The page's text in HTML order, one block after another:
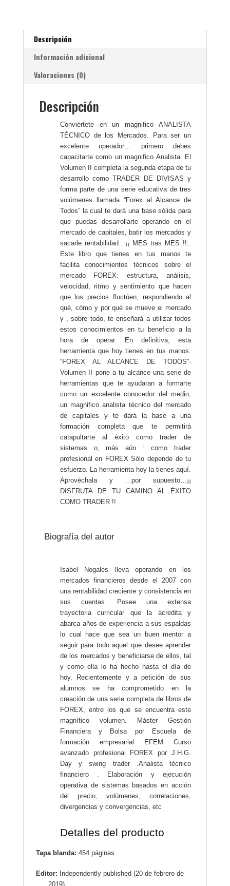
Nogales
cantidad
Descripción
Información adicional
Valoraciones (0)
Descripción
Conviértete en un magnifico ANALISTA
TÉCNICO de los Mercados. Para ser un
excelente operador… primero debes
capacitarte como un magnifico Analista. El
Volumen II completa la segunda etapa de tu
desarrollo como TRADER DE DIVISAS y
forma parte de una serie educativa de tres
volúmenes llamada “Forex al Alcance de
Todos” la cual te dará una base sólida para
que puedas desarrollarte operando en el
mercado de capitales, batir los mercados y
sacarle rentabilidad…¡¡ MES tras MES !!..
Este libro que tienes en tus manos te
facilita conocimientos técnicos sobre el
mercado FOREX: estructura, análisis,
velocidad, ritmo y sentimiento que hacen
que los precios fluctúen, respondiendo al
qué, cómo y por qué se mueve el mercado
y , sobre todo, te enseñará a utilizar todos
estos conocimientos en tu beneficio a la
hora de operar. En definitiva, esta
herramienta que hoy tienes en tus manos:
“FOREX AL ALCANCE DE TODOS”-
Volumen II pone a tu alcance una serie de
herramientas que te ayudaran a formarte
como un excelente conocedor del medio,
un magnifico analista técnico del mercado
de capitales y te dará la base a una
formación completa que te permitirá
catapultarte al éxito como trader de
sistemas o, más aún : como trader
profesional en FOREX Sólo depende de tu
esfuerzo. La herramienta hoy la tienes aquí.
Aprovéchala y …por supuesto…¡¡
DISFRUTA DE TU CAMINO AL ÉXITO
COMO TRADER !!
Biografía del autor
Isabel Nogales lleva operando en los
mercados financieros desde el 2007 con
una rentabilidad creciente y consistencia en
sus cuentas. Posee una extensa
trayectoria curricular que la acredita y
abarca años de experiencia a sus espaldas
lo cual hace que sea un buen mentor a
seguir para todo aquel que desee aprender
de los mercados y beneficiarse de ellos, tal
y como ella lo ha hecho hasta el día de
hoy. Recientemente y a petición de sus
alumnos se ha comprometido en la
creación de una serie completa de libros de
FOREX, entre los que se encuentra este
magnífico volumen. Máster Gestión
Financiera y Bolsa por Escuela de
formación empresarial EFEM Curso
avanzado profesional FOREX por J.H.G.
Day y swing trader .Analista técnico
financiero . Elaboración y ejecución
operativa de sistemas basados en acción
del precio, volúmenes, correlaciones,
divergencias y convergencias, etc
Detalles del producto
Tapa blanda: 454 páginas
Editor: Independently published (20 de febrero de
2019)